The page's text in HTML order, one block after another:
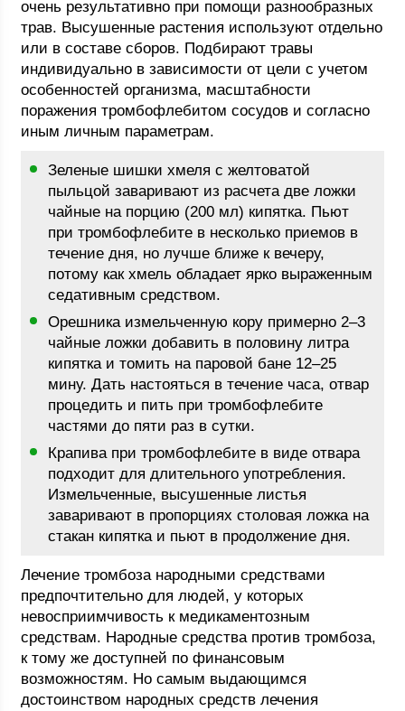
очень результативно при помощи разнообразных
трав. Высушенные растения используют отдельно
или в составе сборов. Подбирают травы
индивидуально в зависимости от цели с учетом
особенностей организма, масштабности
поражения тромбофлебитом сосудов и согласно
иным личным параметрам.
Зеленые шишки хмеля с желтоватой
пыльцой заваривают из расчета две ложки
чайные на порцию (200 мл) кипятка. Пьют
при тромбофлебите в несколько приемов в
течение дня, но лучше ближе к вечеру,
потому как хмель обладает ярко выраженным
седативным средством.
Орешника измельченную кору примерно 2–3
чайные ложки добавить в половину литра
кипятка и томить на паровой бане 12–25
мину. Дать настояться в течение часа, отвар
процедить и пить при тромбофлебите
частями до пяти раз в сутки.
Крапива при тромбофлебите в виде отвара
подходит для длительного употребления.
Измельченные, высушенные листья
заваривают в пропорциях столовая ложка на
стакан кипятка и пьют в продолжение дня.
Лечение тромбоза народными средствами
предпочтительно для людей, у которых
невосприимчивость к медикаментозным
средствам. Народные средства против тромбоза,
к тому же доступней по финансовым
возможностям. Но самым выдающимся
достоинством народных средств лечения